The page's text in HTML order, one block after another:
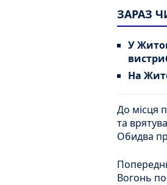
ЗАРАЗ
У
На
До місця
та
Обидва
Вогонь